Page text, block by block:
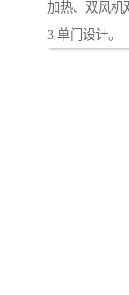
加热、双风机
3.单门设计。